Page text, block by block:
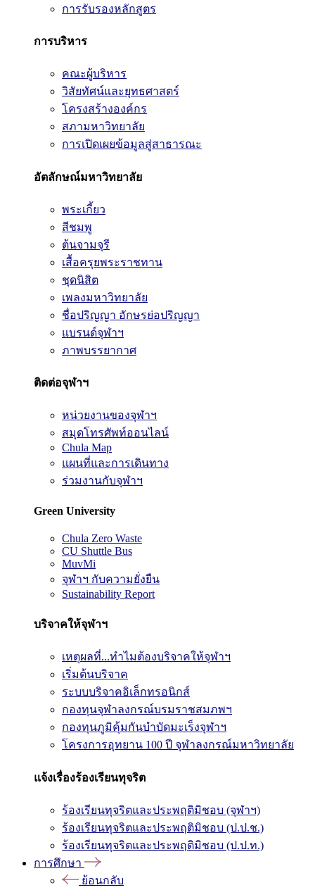
การรับรองหลักสูตร
การบริหาร
คณะผู้บริหาร
วิสัยทัศน์และยุทธศาสตร์
โครงสร้างองค์กร
สภามหาวิทยาลัย
การเปิดเผยข้อมูลสู่สาธารณะ
อัตลักษณ์มหาวิทยาลัย
พระเกี้ยว
สีชมพู
ต้นจามจุรี
เสื้อครุยพระราชทาน
ชุดนิสิต
เพลงมหาวิทยาลัย
ชื่อปริญญา อักษรย่อปริญญา
แบรนด์จุฬาฯ
ภาพบรรยากาศ
ติดต่อจุฬาฯ
หน่วยงานของจุฬาฯ
สมุดโทรศัพท์ออนไลน์
Chula Map
แผนที่และการเดินทาง
ร่วมงานกับจุฬาฯ
Green University
Chula Zero Waste
CU Shuttle Bus
MuvMi
จุฬาฯ กับความยั่งยืน
Sustainability Report
บริจาคให้จุฬาฯ
เหตุผลที่...ทำไมต้องบริจาคให้จุฬาฯ
เริ่มต้นบริจาค
ระบบบริจาคอิเล็กทรอนิกส์
กองทุนจุฬาลงกรณ์บรมราชสมภพฯ
กองทุนภูมิคุ้มกันบำบัดมะเร็งจุฬาฯ
โครงการอุทยาน 100 ปี จุฬาลงกรณ์มหาวิทยาลัย
แจ้งเรื่องร้องเรียนทุจริต
ร้องเรียนทุจริตและประพฤติมิชอบ (จุฬาฯ)
ร้องเรียนทุจริตและประพฤติมิชอบ (ป.ป.ช.)
ร้องเรียนทุจริตและประพฤติมิชอบ (ป.ป.ท.)
การศึกษา
ย้อนกลับ